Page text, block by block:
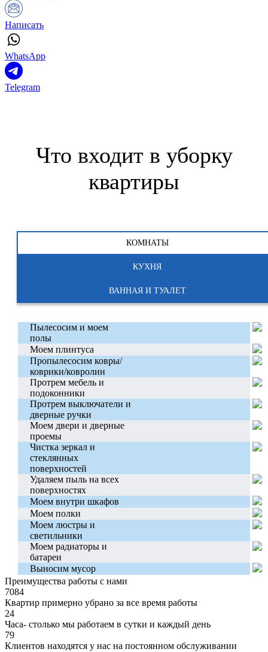
Написать
WhatsApp
Telegram
Что входит в уборку
квартиры
КОМНАТЫ
КУХНЯ
ВАННАЯ И ТУАЛЕТ
Пылесосим и моем
полы
Моем плинтуса
Пропылесосим ковры/
коврики/ковролин
Протрем мебель и
подоконники
Протрем выключатели и
дверные ручки
Моем двери и дверные
проемы
Чистка зеркал и
стеклянных
поверхностей
Удаляем пыль на всех
поверхностях
Моем внутри шкафов
Моем полки
Моем люстры и
светильники
Моем радиаторы и
батареи
Выносим мусор
Преимущества работы с нами
7084
Квартир примерно убрано за все время работы
24
Часа- столько мы работаем в сутки и каждый день
79
Клиентов находятся у нас на постоянном обслуживании